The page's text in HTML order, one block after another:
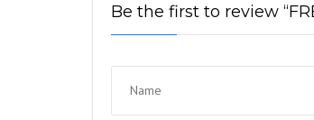
Be the first to review